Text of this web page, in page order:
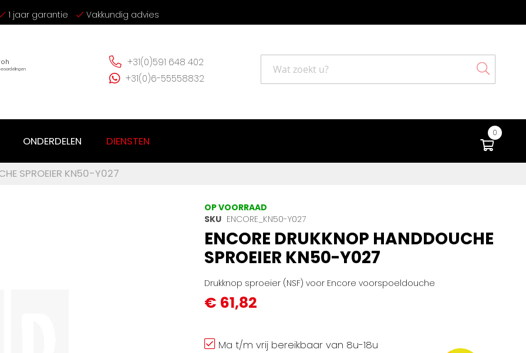
1 jaar garantie Vakkundig advies
+31(0)591 648 402
+31(0)6-55558832
Search
0
ONDERDELEN DIENSTEN
SPROEIER KN50-Y027
OP VOORRAAD
SKU ENCORE_KN50-Y027
ENCORE DRUKKNOP HANDDOUCHE
SPROEIER KN50-Y027
Drukknop sproeier (NSF) voor Encore voorspoeldouche
€ 61,82
Ma t/m vrij bereikbaar van 8u-18u